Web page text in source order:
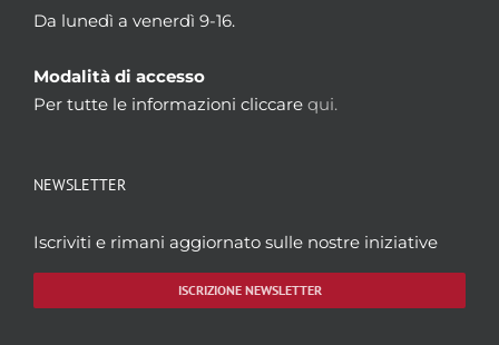
Da lunedì a venerdì 9-16.
Modalità di accesso
Per tutte le informazioni cliccare qui.
NEWSLETTER
Iscriviti e rimani aggiornato sulle nostre iniziative
ISCRIZIONE NEWSLETTER